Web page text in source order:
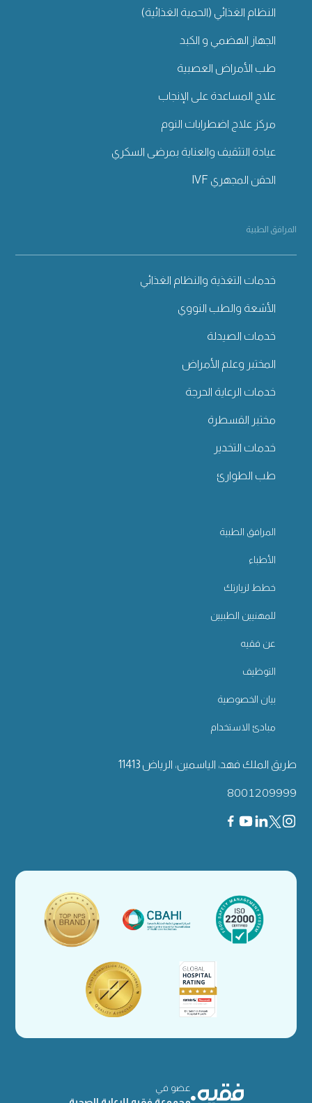
النظام الغذائي (الحمية الغذائية)
الجهاز الهضمي و الكبد
طب الأمراض العصبية
علاج المساعدة على الإنجاب
مركز علاج اضطرابات النوم
عيادة التثقيف والعناية بمرضى السكري
الحقن المجهري IVF
المرافق الطبية
خدمات التغذية والنظام الغذائي
الأشعة والطب النووي
خدمات الصيدلة
المختبر وعلم الأمراض
خدمات الرعاية الحرجة
مختبر القسطرة
خدمات التخدير
طب الطوارئ
المرافق الطبية
الأطباء
خطط لزيارتك
للمهنيين الطبيين
عن فقيه
التوظيف
بيان الخصوصية
مبادئ الاستخدام
طريق الملك فهد، الياسمين، الرياض 11413
8001209999
عضو في